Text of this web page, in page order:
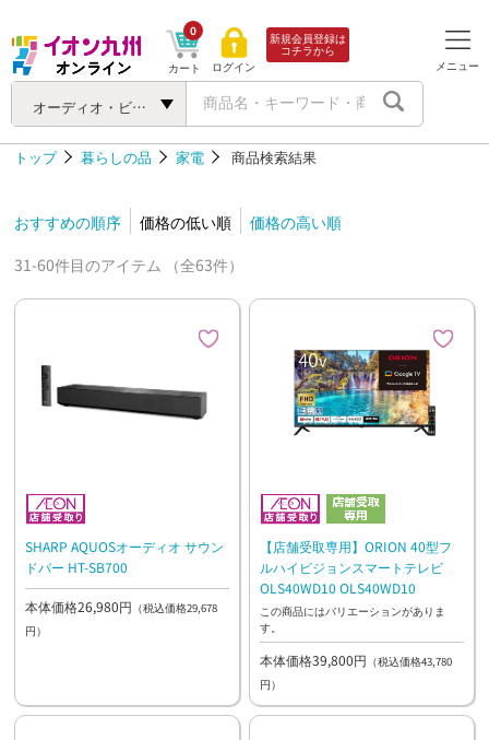
オーディオ・ビジュアル機器
カート
0
ログイン
新規会員登録は
コチラから
メニュー
トップ 暮らしの品 家電 商品検索結果
おすすめの順序 価格の低い順
価格の高い順
31-60件目のアイテム （全63件）
SHARP AQUOSオーディオ サウン
ドバー HT-SB700
本体価格26,980円 （税込価格29,678
円）
【店舗受取専用】ORION 40型フ
ルハイビジョンスマートテレビ
OLS40WD10 OLS40WD10
この商品にはバリエーションがありま
す。
本体価格39,800円 （税込価格43,780
円）